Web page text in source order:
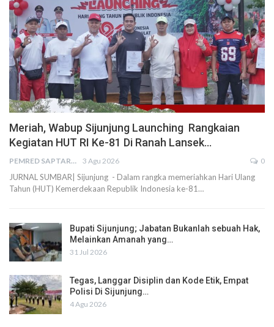
Meriah, Wabup Sijunjung Launching Rangkaian
Kegiatan HUT RI Ke-81 Di Ranah Lansek…
PEMRED SAPTARIUS 3 Agu 2026 0
JURNAL SUMBAR| Sijunjung - Dalam rangka memeriahkan Hari Ulang
Tahun (HUT) Kemerdekaan Republik Indonesia ke-81…
Bupati Sijunjung; Jabatan Bukanlah sebuah Hak,
Melainkan Amanah yang…
31 Jul 2026
Tegas, Langgar Disiplin dan Kode Etik, Empat
Polisi Di Sijunjung…
4 Agu 2026